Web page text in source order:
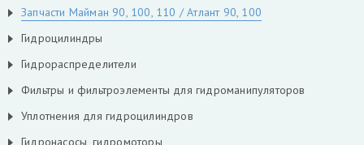
Запчасти Майман 90, 100, 110 / Атлант 90, 100
Гидроцилиндры
Гидрораспределители
Фильтры и фильтроэлементы для гидроманипуляторов
Уплотнения для гидроцилиндров
Гидронасосы, гидромоторы